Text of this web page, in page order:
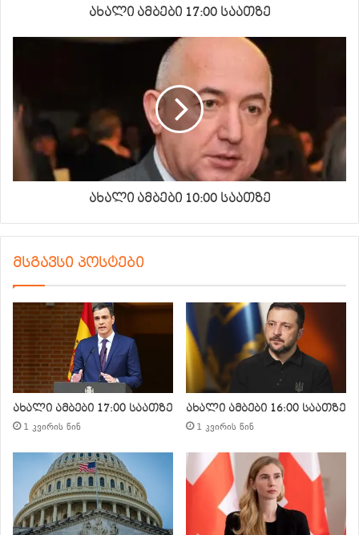
ახალი ამბები 17:00 საათზე
ახალი ამბები 10:00 საათზე
მსგავსი პოსტები
ახალი ამბები 17:00 საათზე
1 კვირის წინ
ახალი ამბები 16:00 საათზე
1 კვირის წინ